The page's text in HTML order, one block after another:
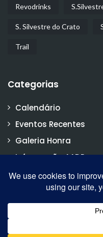
Revodrinks
S. Silvestre do Crato
Trail
Categorias
Calendário
Eventos Recentes
Galeria Honra
Informação AADP
Notícias